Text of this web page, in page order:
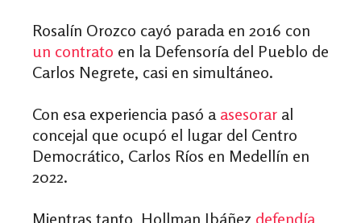
Rosalín Orozco cayó parada en 2016 con
un contrato en la Defensoría del Pueblo de
Carlos Negrete, casi en simultáneo.
Con esa experiencia pasó a asesorar al
concejal que ocupó el lugar del Centro
Democrático, Carlos Ríos en Medellín en
2022.
Mientras tanto, Hollman Ibáñez defendía